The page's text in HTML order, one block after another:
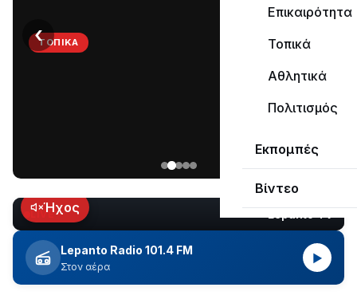
Επικαιρότητα
Τοπικά
Αθλητικά
Πολιτισμός
Εκπομπές
Βίντεο
ΤΟΠΙΚΆ
Κωτσανά
για
τα
μεγάλα
έργα
‹
LIVEΉχος
Lepanto Radio 101.4 FM
Στον αέρα
▶